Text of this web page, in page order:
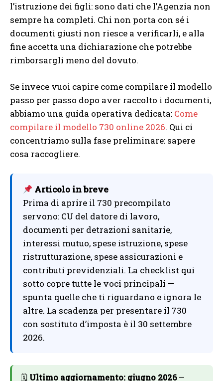
l’istruzione dei figli: sono dati che l’Agenzia non
sempre ha completi. Chi non porta con sé i
documenti giusti non riesce a verificarli, e alla
fine accetta una dichiarazione che potrebbe
rimborsargli meno del dovuto.
Se invece vuoi capire come compilare il modello
passo per passo dopo aver raccolto i documenti,
abbiamo una guida operativa dedicata: Come
compilare il modello 730 online 2026. Qui ci
concentriamo sulla fase preliminare: sapere
cosa raccogliere.
Articolo in breve
Prima di aprire il 730 precompilato
servono: CU del datore di lavoro,
documenti per detrazioni sanitarie,
interessi mutuo, spese istruzione, spese
ristrutturazione, spese assicurazioni e
contributi previdenziali. La checklist qui
sotto copre tutte le voci principali —
spunta quelle che ti riguardano e ignora le
altre. La scadenza per presentare il 730
con sostituto d’imposta è il 30 settembre
2026.
🗓 Ultimo aggiornamento: giugno 2026—